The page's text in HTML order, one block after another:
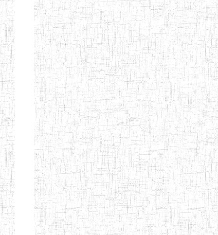
Etablissements
d'enseignement
normal
ENI
Chercher:
Effacer les filtres
Denomination
Type